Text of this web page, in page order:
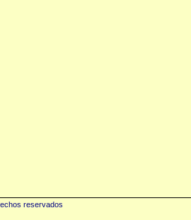
reservados